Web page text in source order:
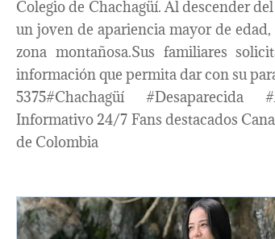
Colegio de Chachagüí. Al descender
un joven de apariencia mayor de
zona montañosa.Sus familiares
información que permita dar con su
5375#Chachagüí #Desaparecida
Informativo 24/7 Fans destacados
de Colombia